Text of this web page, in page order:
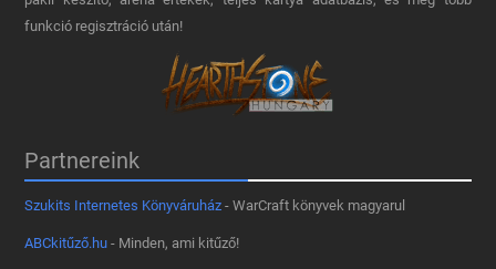
funkció regisztráció után!
Partnereink
Szukits Internetes Könyváruház - WarCraft könyvek magyarul
ABCkitűző.hu - Minden, ami kitűző!